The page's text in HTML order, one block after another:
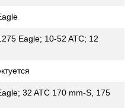
Eagle; 10-52 ATC; 12
32 ATC 170 mm-S, 175